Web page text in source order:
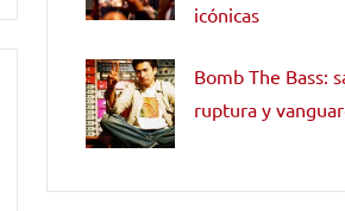
icónicas
Bomb The Bass:
ruptura y